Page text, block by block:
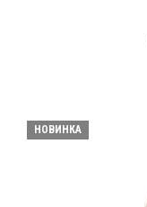
НОВИНКА